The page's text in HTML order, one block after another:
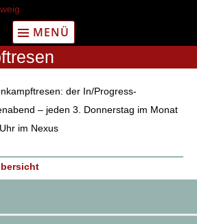
MENÜ
der In/Progress-
– jeden 3. Donnerstag im Monat
im Nexus